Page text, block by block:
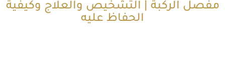
مفصل الركبة | التشخيص والعلاج وكيفية
الحفاظ عليه